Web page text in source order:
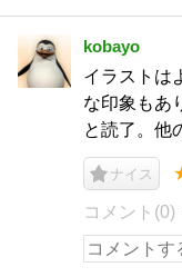
kobayo
イラストは
な印象もあ
と読了。他
ナイス
コメント(0)